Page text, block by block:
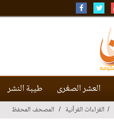
العشر الصغرى طيبة النشر
القراءات القرآنية المصحف المحفظ